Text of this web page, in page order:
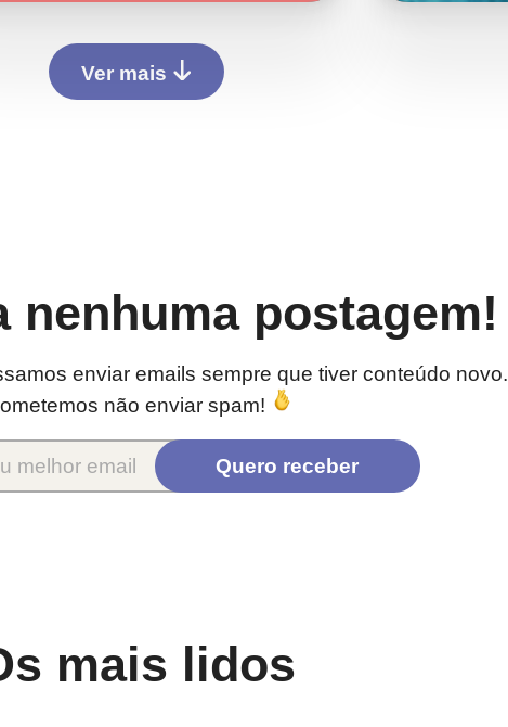
Ver mais
nenhuma postagem!
enviar emails sempre que tiver conteúdo novo.
não enviar spam!
mais lidos